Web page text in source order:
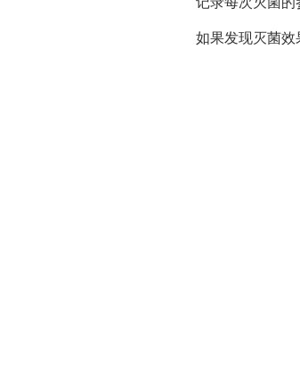
如果发现灭菌效